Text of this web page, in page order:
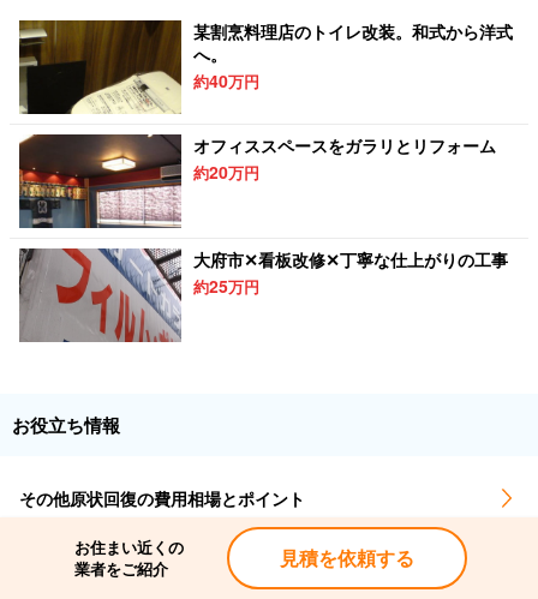
某割烹料理店のトイレ改装。和式から洋式
へ。
約40万円
オフィススペースをガラリとリフォーム
約20万円
大府市✕看板改修✕丁寧な仕上がりの工事
約25万円
お役立ち情報
その他原状回復の費用相場とポイント
【2022年版】飲食店の内装工事・設備工事の業種別の費用相
お住まい近くの
業者をご紹介
見積を依頼する